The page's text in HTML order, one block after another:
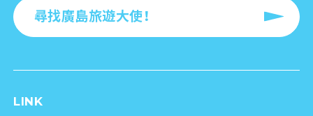
尋找廣島旅遊大使！
LINK